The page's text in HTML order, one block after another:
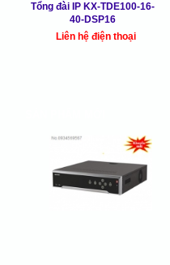
Tổng đài IP KX-TDE100-16-
40-DSP16
Liên hệ điện thoại